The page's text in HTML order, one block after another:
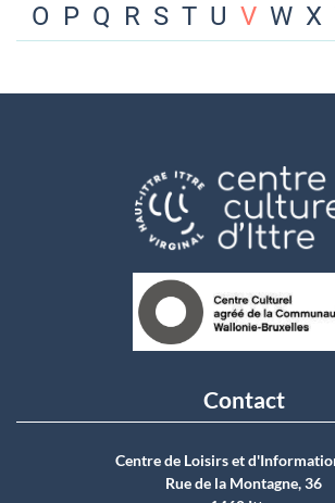
O P Q R S T U V W X
Contact
Centre de Loisirs et
Rue de la Montagne, 36